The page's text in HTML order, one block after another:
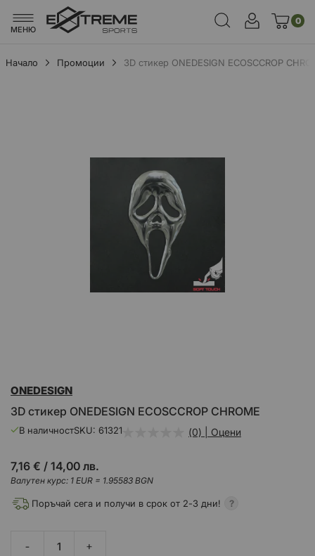
МЕНЮ
0
Начало Промоции
3D стикер ONEDESIGN ECOSCCROP
към
на
галерия
3D стикер ONEDESIGN ECOSCCROP CHROME
ONEDESIGN
В наличностSKU 61321 (0) | Оцени
7,16 € / 14,00 лв.
Валутен курс: 1 EUR = 1.95583 BGN
Поръчай сега и получи в срок от 2-3 дни!